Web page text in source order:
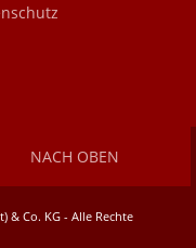
NACH OBEN
& Co. KG - Alle Rechte